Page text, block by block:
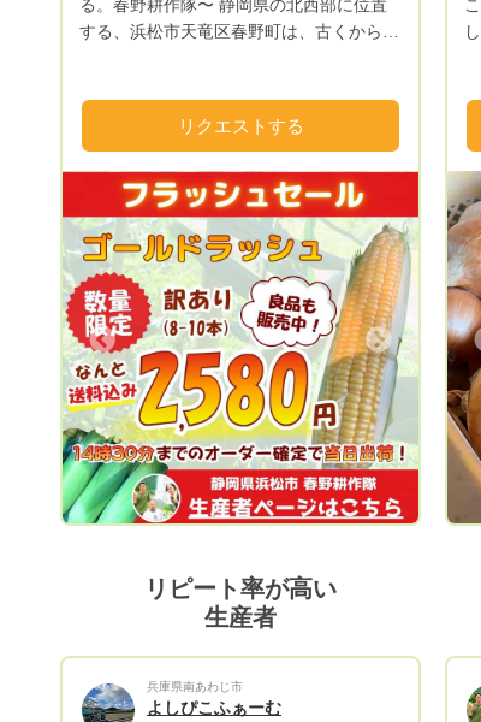
る。春野耕作隊〜 静岡県の北西部に位置
する、浜松市天竜区春野町は、古くから銘
受け、多くの田畑が耕作放棄地となってき
ました。 そこで、春野町出身の若手農家
同で、現状を打破しようと結成したのが春
野耕作隊です。 耕作放棄地となった田畑
を借り受け、園地を整備し、農産物の栽培
をしています。 農業から春野町に再び活
気を！景観の良い田舎町を！雇用、移住促
進を！ 様々なテーマを軸に活動していま
す。 山間地は、昼夜の温度差が大きく、
植物に適度なストレスを与えてくれるた
め、とても美味しい農産物が収穫できま
す！ 季節にあった農産物を多品目で栽培
しており、特に夏のトウモロコシは、春野
町内で大人気！ 冬の大根は、まるで梨の
ような甘さと食感が楽しめます。 野菜か
リクエストする
Next Previous
リピート率が高い
生産者
兵庫県南あわじ市
よしぴこふぁーむ